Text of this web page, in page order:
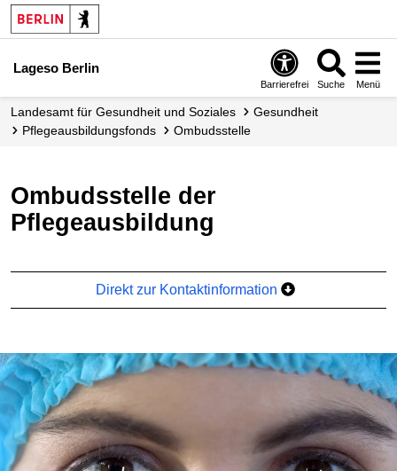
Lageso Berlin
Barrierefrei Suche Menü
Landesamt für Gesundheit und Soziales
Gesundheit
Pflege­ausbildungsfonds
Ombudsstelle
Ombudsstelle der
Pflegeausbildung
Direkt zur Kontaktinformation